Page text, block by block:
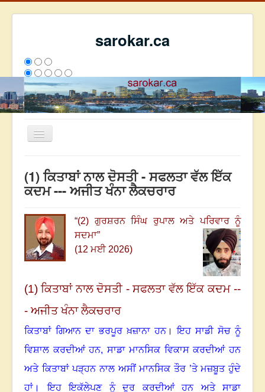
sarokar.ca
Toggle
ਰਚਨਾਵਾਂ
ਸੰਪਰਕ
We have 99 guests and no members online
2797459
ਇਸ ਹਫਤੇ ਇਸ ਮਹੀਨੇ33684
(1) ਕਿਤਾਬਾਂ ਨਾਲ ਦੋਸਤੀ - ਸਫਲਤਾ ਵੱਲ ਇੱਕ
ਕਦਮ --- ਅਜੀਤ ਖੰਨਾ ਲੈਕਚਰਾਰ
“(2) ਗੁਰਸ਼ਰਨ ਸਿੰਘ ਰੁਪਾਲ ਅਤੇ ਪਰਿਵਾਰ ਨੂੰ
ਸਦਮਾ”
(12 ਮਈ 2026)
(1) ਕਿਤਾਬਾਂ ਨਾਲ ਦੋਸਤੀ - ਸਫਲਤਾ ਵੱਲ ਇੱਕ ਕਦਮ --
- ਅਜੀਤ ਖੰਨਾ ਲੈਕਚਰਾਰ
ਕਿਤਾਬਾਂ ਗਿਆਨ ਦਾ ਭਰਪੂਰ ਖ਼ਜ਼ਾਨਾ ਹਨ।ਇਹ ਸਾਡੀ ਸੋਚ ਨੂੰ
ਵਿਸ਼ਾਲ ਕਰਦੀਆਂ ਹਨ, ਸਾਡਾ ਮਾਨਸਿਕ ਵਿਕਾਸ ਕਰਦੀਆਂ ਹਨ
ਅਤੇ ਕਿਤਾਬਾਂ ਪੜ੍ਹਨ ਨਾਲ ਅਸੀਂ ਮਾਨਸਿਕ ਤੌਰ ’ਤੇ ਮਜ਼ਬੂਤ ਹੁੰਦੇ
ਹਾਂ ।ਇਹ ਇਕੱਲੇਪਣ ਨੂੰ ਦੂਰ ਕਰਦੀਆਂ ਹਨ ਅਤੇ ਸਾਡਾ